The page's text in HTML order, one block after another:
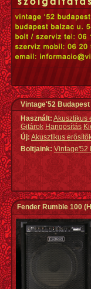
Vintage'52 Budapest
Használt: Akusztikus
Gitárok Hangosítás
Új:Akusztikus
Boltjaink: Vintage'52
Fender Rumble 100